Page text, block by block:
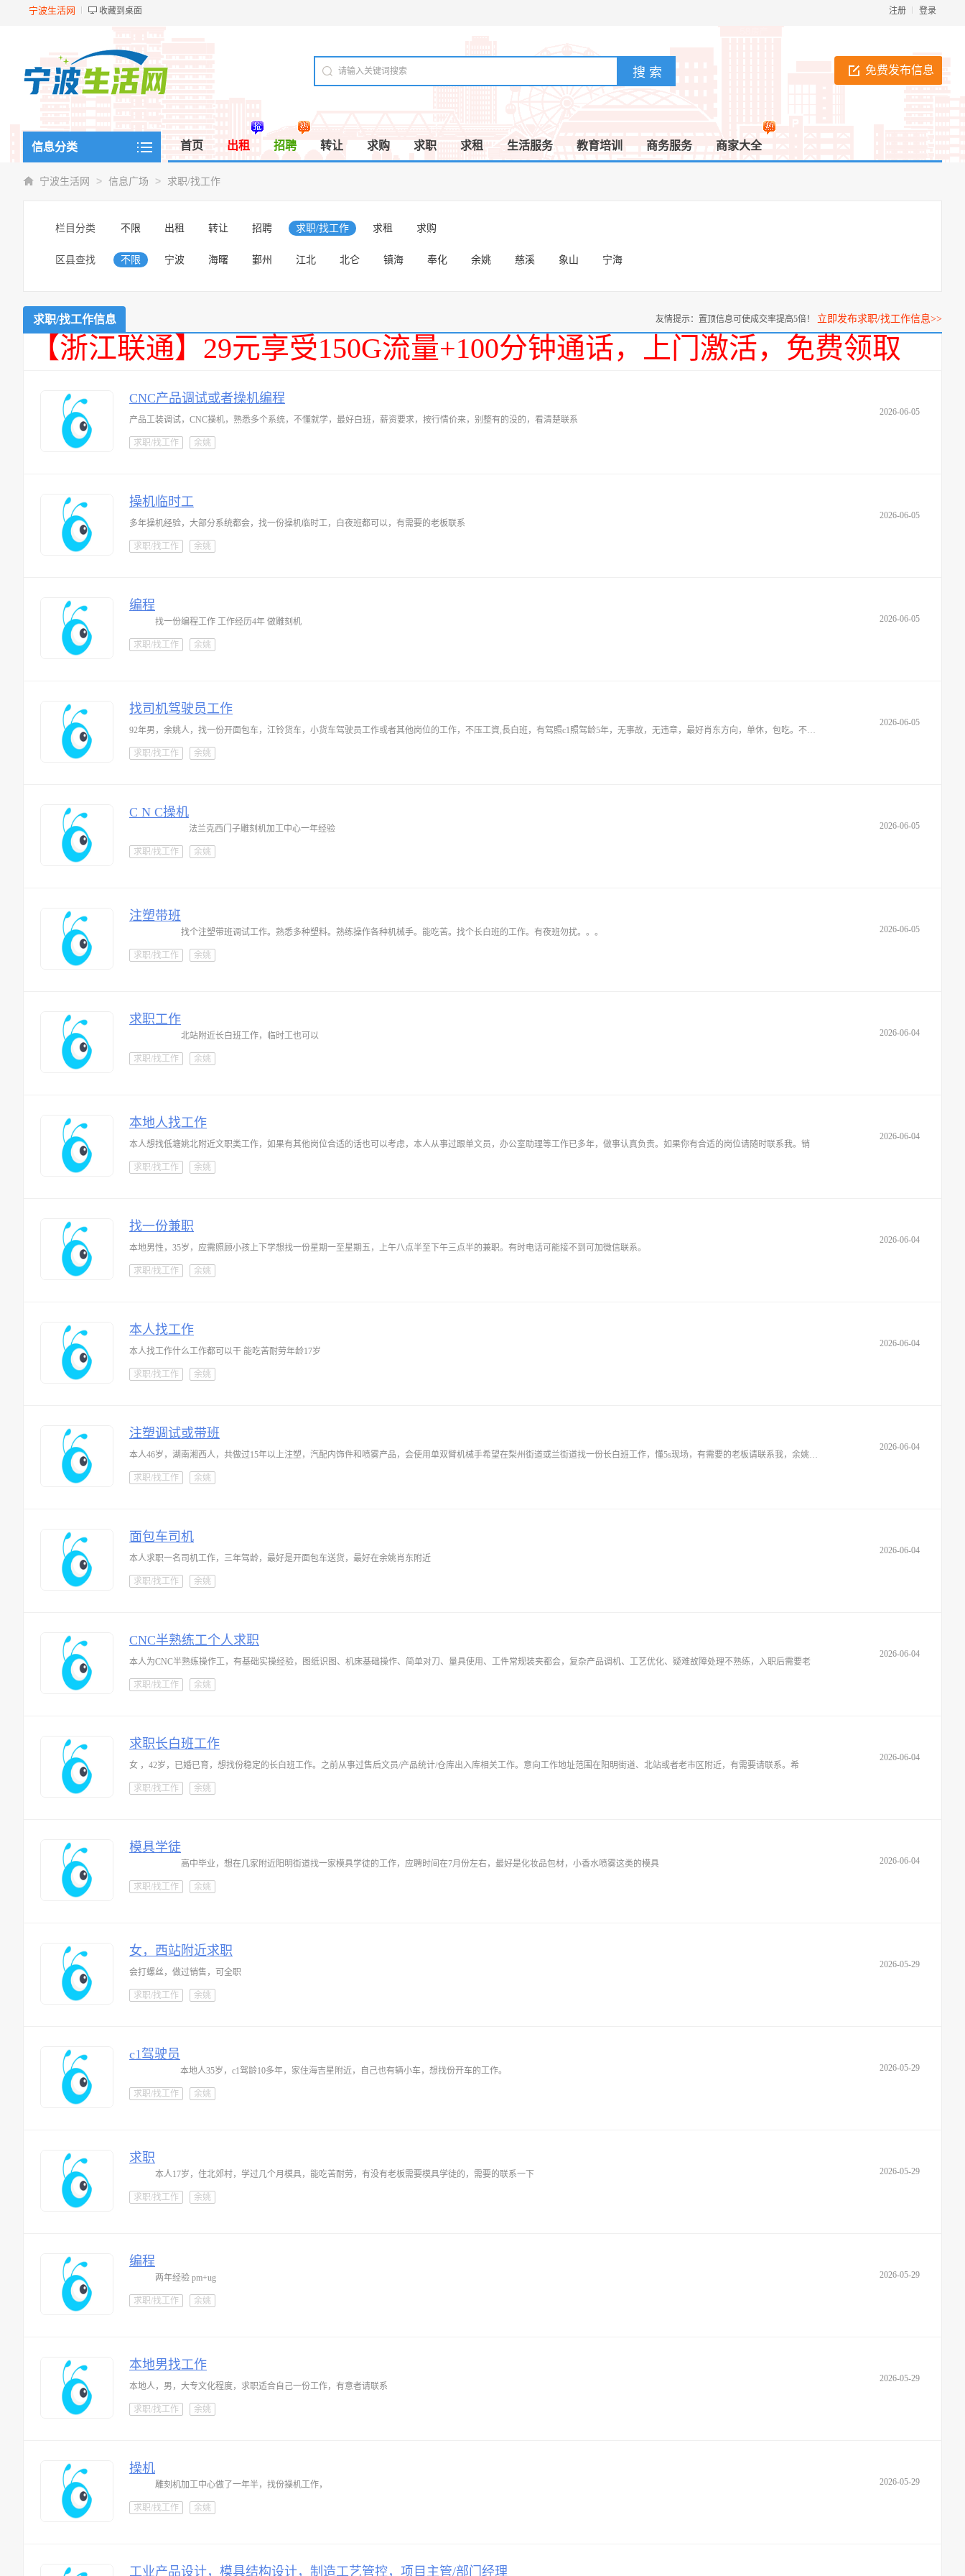
宁波生活网 收藏到桌面 登录
注册
免费发布信息
信息分类 首页 出租 招聘 转让 求购 求职 求租 生活服务 教育培训 商务服务 商家大全
宁波生活网 > 信息广场 > 求职/找工作
栏目分类 不限 出租 转让 招聘 求职/找工作 求租 求购
区县查找 不限 宁波 海曙 鄞州 江北 北仑 镇海 奉化 余姚 慈溪 象山 宁海
求职/找工作信息 友情提示：置顶信息可使成交率提高5倍！ 立即发布求职/找工作信息>>
【浙江联通】29元享受150G流量+100分钟通话，上门激活，免费领取
2026-06-05
CNC产品调试或者操机编程
产品工装调试，CNC操机，熟悉多个系统，不懂就学，最好白班，薪资要求，按行情价来，别整有的没的，看清楚联系
求职/找工作 余姚
2026-06-05
操机临时工
多年操机经验，大部分系统都会，找一份操机临时工，白夜班都可以，有需要的老板联系
求职/找工作 余姚
2026-06-05
编程
找一份编程工作 工作经历4年 做雕刻机
求职/找工作 余姚
2026-06-05
找司机驾驶员工作
92年男，余姚人，找一份开面包车，江铃货车，小货车驾驶员工作或者其他岗位的工作，不压工資,長白班，有驾照c1照驾龄5年，无事故，无违章，最好肖东方向，单休，包吃。不需要交社保， 微
求职/找工作 余姚
2026-06-05
C N C操机
法兰克西门子雕刻机加工中心一年经验
求职/找工作 余姚
2026-06-05
注塑带班
找个注塑带班调试工作。熟悉多种塑料。熟练操作各种机械手。能吃苦。找个长白班的工作。有夜班勿扰。。。
求职/找工作 余姚
2026-06-04
求职工作
北站附近长白班工作，临时工也可以
求职/找工作 余姚
2026-06-04
本地人找工作
本人想找低塘姚北附近文职类工作，如果有其他岗位合适的话也可以考虑，本人从事过跟单文员，办公室助理等工作已多年，做事认真负责。如果你有合适的岗位请随时联系我。销
求职/找工作 余姚
2026-06-04
找一份兼职
本地男性，35岁，应需照顾小孩上下学想找一份星期一至星期五，上午八点半至下午三点半的兼职。有时电话可能接不到可加微信联系。
求职/找工作 余姚
2026-06-04
本人找工作
本人找工作什么工作都可以干 能吃苦耐劳年龄17岁
求职/找工作 余姚
2026-06-04
注塑调试或带班
本人46岁，湖南湘西人，共做过15年以上注塑，汽配内饰件和喷雾产品，会使用单双臂机械手希望在梨州街道或兰街道找一份长白班工作，懂5s现场，有需要的老板请联系我，余姚南站附
求职/找工作 余姚
2026-06-04
面包车司机
本人求职一名司机工作，三年驾龄，最好是开面包车送货，最好在余姚肖东附近
求职/找工作 余姚
2026-06-04
CNC半熟练工个人求职
本人为CNC半熟练操作工，有基础实操经验，图纸识图、机床基础操作、简单对刀、量具使用、工件常规装夹都会，复杂产品调机、工艺优化、疑难故障处理不熟练，入职后需要老
求职/找工作 余姚
2026-06-04
求职长白班工作
女 ，42岁，已婚已育，想找份稳定的长白班工作。之前从事过售后文员/产品统计/仓库出入库相关工作。意向工作地址范围在阳明街道、北站或者老市区附近，有需要请联系。希
求职/找工作 余姚
2026-06-04
模具学徒
高中毕业，想在几家附近阳明街道找一家模具学徒的工作，应聘时间在7月份左右，最好是化妆品包材，小香水喷雾这类的模具
求职/找工作 余姚
2026-05-29
女，西站附近求职
会打螺丝，做过销售，可全职
求职/找工作 余姚
2026-05-29
c1驾驶员
本地人35岁，c1驾龄10多年，家住海吉星附近，自己也有辆小车，想找份开车的工作。
求职/找工作 余姚
2026-05-29
求职
本人17岁，住北郊村，学过几个月模具，能吃苦耐劳，有没有老板需要模具学徒的，需要的联系一下
求职/找工作 余姚
2026-05-29
编程
两年经验 pm+ug
求职/找工作 余姚
2026-05-29
本地男找工作
本地人，男，大专文化程度，求职适合自己一份工作，有意者请联系
求职/找工作 余姚
2026-05-29
操机
雕刻机加工中心做了一年半，找份操机工作，
求职/找工作 余姚
工业产品设计，模具结构设计，制造工艺管控，项目主管/部门经理